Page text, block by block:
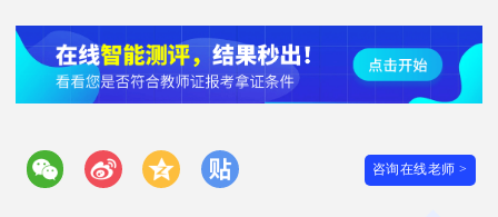
咨询在线老师 >